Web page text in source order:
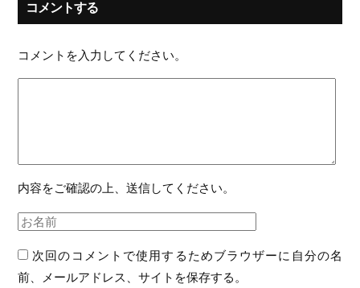
コメントする
コメントを入力してください。
内容をご確認の上、送信してください。
次回のコメントで使用するためブラウザーに自分の名
前、メールアドレス、サイトを保存する。